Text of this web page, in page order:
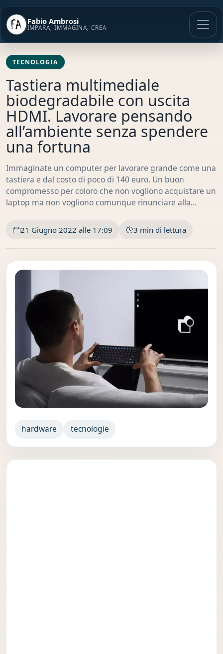
Vai
contenuto
Fabio Ambrosi
IMPARA, IMMAGINA, CREA
TECNOLOGIA
Tastiera multimediale
biodegradabile con uscita
HDMI. Lavorare pensando
all’ambiente senza spendere
una fortuna
Immaginate un computer per lavorare grande come una
tastiera e dal costo di poco di 140 euro. Un buon
compromesso per coloro che non vogliono acquistare un
laptop ma non vogliono comunque rinunciare alla…
21 Giugno 2022 alle 17:09 3 min di lettura
hardware tecnologie